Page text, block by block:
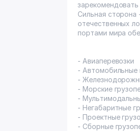
Сильная
отечественных
портами мира
- Авиаперевозки
- Автомобильные
-
- Морские
-
- Негабаритные
- Проектные
- Сборные